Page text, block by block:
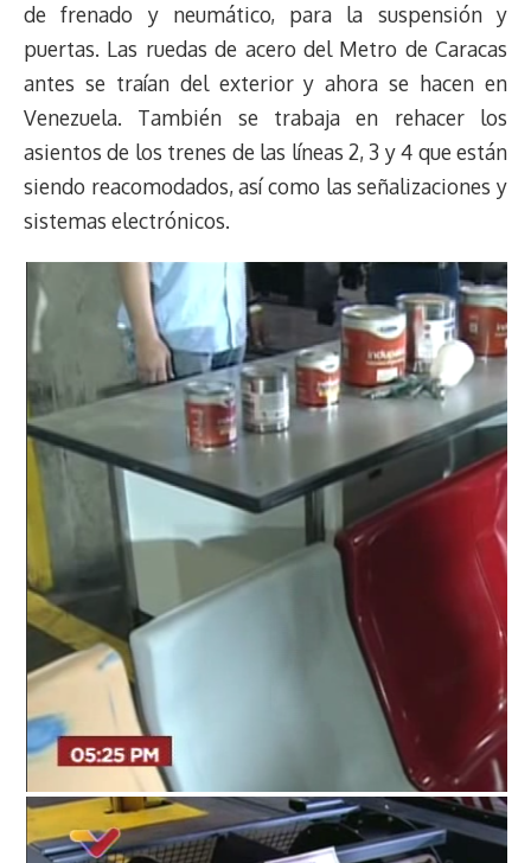
de frenado y neumático, para la suspensión y
puertas. Las ruedas de acero del Metro de Caracas
antes se traían del exterior y ahora se hacen en
Venezuela. También se trabaja en rehacer los
asientos de los trenes de las líneas 2, 3 y 4 que están
siendo reacomodados, así como las señalizaciones y
sistemas electrónicos.